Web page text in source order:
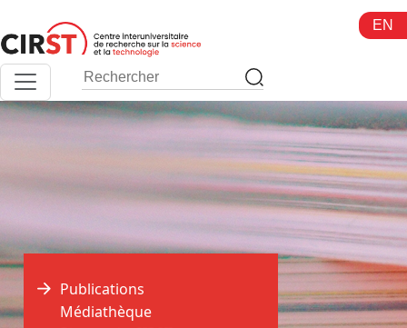
au
contenu
EN
Publications
Médiathèque